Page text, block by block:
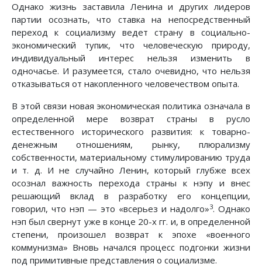
Однако жизнь заставила Ленина и других лидеров
партии осознать, что ставка на непосредственный
переход к социализму ведет страну в социально-
экономический тупик, что человеческую природу,
индивидуальный интерес нельзя изменить в
одночасье. И разумеется, стало очевидно, что нельзя
отказываться от накопленного человечеством опыта.
В этой связи новая экономическая политика означала в
определенной мере возврат страны в русло
естественного исторического развития: к товарно-
денежным отношениям, рынку, плюрализму
собственности, материальному стимулированию труда
и т. д. И не случайно Ленин, который глубже всех
осознал важность перехода страны к нэпу и внес
решающий вклад в разработку его концепции,
говорил, что нэп — это «всерьез и надолго»3. Однако
нэп был свернут уже в конце 20-х гг. и, в определенной
степени, произошел возврат к эпохе «военного
коммунизма» Вновь начался процесс подгонки жизни
под примитивные представления о социализме.